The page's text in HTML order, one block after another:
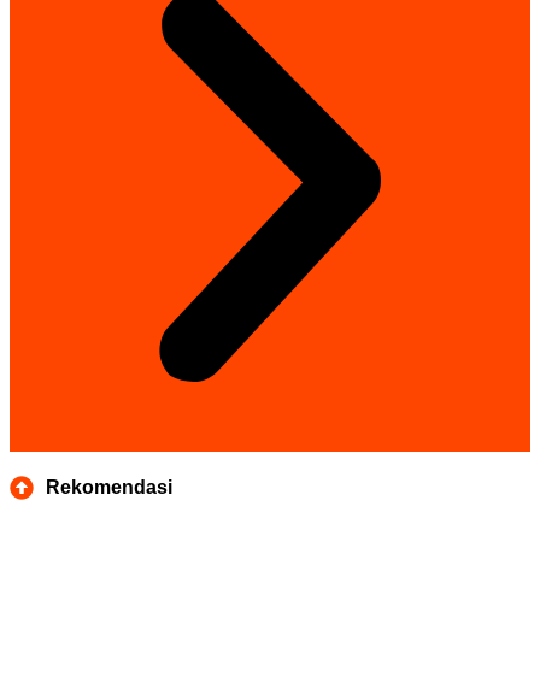
Rekomendasi